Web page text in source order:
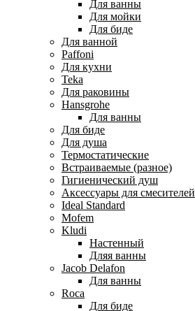
Для ванны
Для мойки
Для биде
Для ванной
Paffoni
Для кухни
Teka
Для раковины
Hansgrohe
Для ванны
Для биде
Для душа
Термостатические
Встраиваемые (разное)
Гигиенический душ
Аксессуары для смесителей
Ideal Standard
Mofem
Kludi
Настенный
Дляя ванны
Jacob Delafon
Для ванны
Roca
Для биде